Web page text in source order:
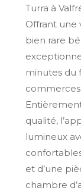
Turra à
Offrant une
bien rare
minutes du
commerces.
qualité,
lumineux
et d’une
chambre